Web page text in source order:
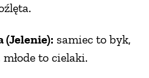
(Jelenie): samiec to byk,
to cielaki.